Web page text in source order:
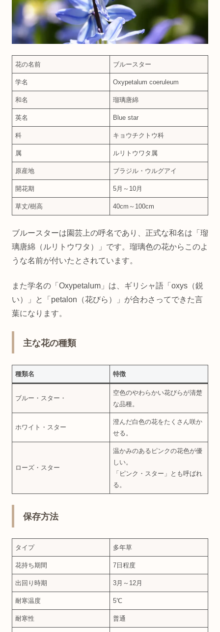
花の名前 ブルースター
学名 Oxypetalum coeruleum
和名 瑠璃唐綿
英名 Blue star
科 キョウチクトウ科
属 ルリトウワタ属
原産地 ブラジル・ウルグアイ
開花期 5月～10月
草丈/樹高 40cm～100cm
ブルースターは園芸上の呼名であり、正式な和名は「瑠
璃唐綿（ルリトウワタ）」です。瑠璃色の花からこのよ
うな名前が付いたとされています。
また学名の「Oxypetalum」は、ギリシャ語「oxys（鋭
い）」と「petalon（花びら）」が合わさってできた言
葉になります。
主な花の種類
種類名 特徴
ブルー・スター・
空色のやわらかい花びらが清楚
な品種。
ホワイト・スター
澄んだ白色の花をたくさん咲か
せる。
ローズ・スター
温かみのあるピンクの花色が優
しい。
「ピンク・スター」とも呼ばれ
る。
保存方法
タイプ 多年草
花持ち期間 7日程度
出回り時期 3月～12月
耐寒温度 5℃
耐寒性 普通